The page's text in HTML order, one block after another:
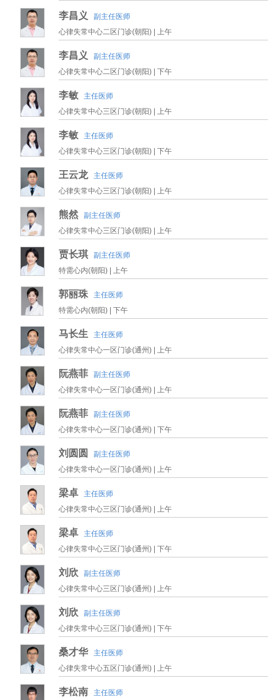
李昌义
副主任医师
心律失常中心二区门诊(朝阳) |
上午
李昌义
副主任医师
心律失常中心二区门诊(朝阳) | 下午
李敏
主任医师
心律失常中心三区门诊(朝阳) |
上午
李敏
主任医师
心律失常中心三区门诊(朝阳) | 下午
王云龙
主任医师
心律失常中心三区门诊(朝阳) |
上午
熊然
副主任医师
心律失常中心三区门诊(朝阳) |
上午
贾长琪
副主任医师
特需心内(朝阳) |
上午
郭丽珠
主任医师
特需心内(朝阳) | 下午
马长生
主任医师
心律失常中心一区门诊(通州) |
上午
阮燕菲
副主任医师
心律失常中心一区门诊(通州) |
上午
阮燕菲
副主任医师
心律失常中心一区门诊(通州) | 下午
刘圆圆
副主任医师
心律失常中心一区门诊(通州) |
上午
梁卓
主任医师
心律失常中心三区门诊(通州) |
上午
梁卓
主任医师
心律失常中心三区门诊(通州) | 下午
刘欣
副主任医师
心律失常中心三区门诊(通州) |
上午
刘欣
副主任医师
心律失常中心三区门诊(通州) | 下午
桑才华
主任医师
心律失常中心五区门诊(通州) |
上午
李松南
主任医师